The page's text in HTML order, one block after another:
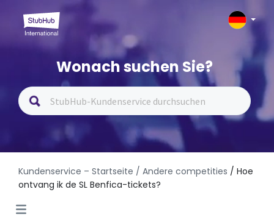
Wonach suchen Sie?
Kundenservice – Startseite / Andere competities / Hoe
ontvang ik de SL Benfica-tickets?